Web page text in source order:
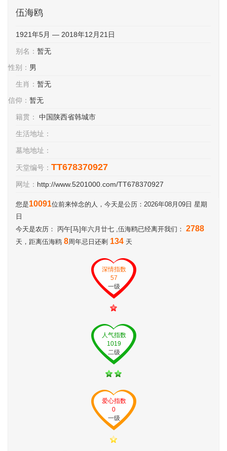
伍海鸥
1921年5月 — 2018年12月21日
别名： 暂无
性别： 男
生肖： 暂无
信仰： 暂无
籍贯： 中国陕西省韩城市
生活地址：
墓地地址：
天堂编号： TT678370927
网址： http://www.5201000.com/TT678370927
您是10091位前来悼念的人，今天是公历：2026年08月09日 星期
日
今天是农历： 丙午[马]年六月廿七 ,伍海鸥已经离开我们： 2788
天，距离伍海鸥 8周年忌日还剩 134 天
深情指数
57
一级
人气指数
1019
二级
爱心指数
0
一级